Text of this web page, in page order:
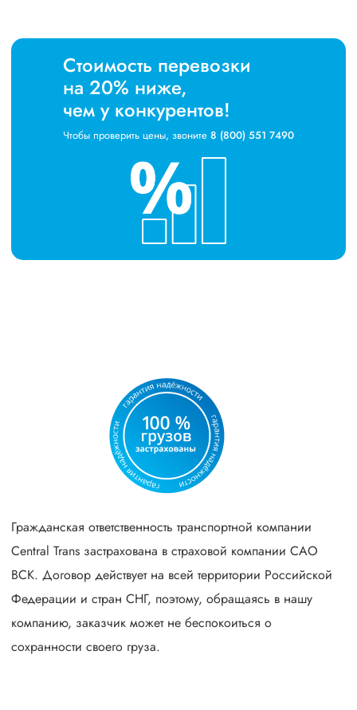
Стоимость перевозки
на 20% ниже,
чем у конкурентов!
Чтобы проверить цены, звоните 8 (800) 551 7490
Гражданская ответственность транспортной компании
Central Trans застрахована в страховой компании САО
ВСК. Договор действует на всей территории Российской
Федерации и стран СНГ, поэтому, обращаясь в нашу
компанию, заказчик может не беспокоиться о
сохранности своего груза.